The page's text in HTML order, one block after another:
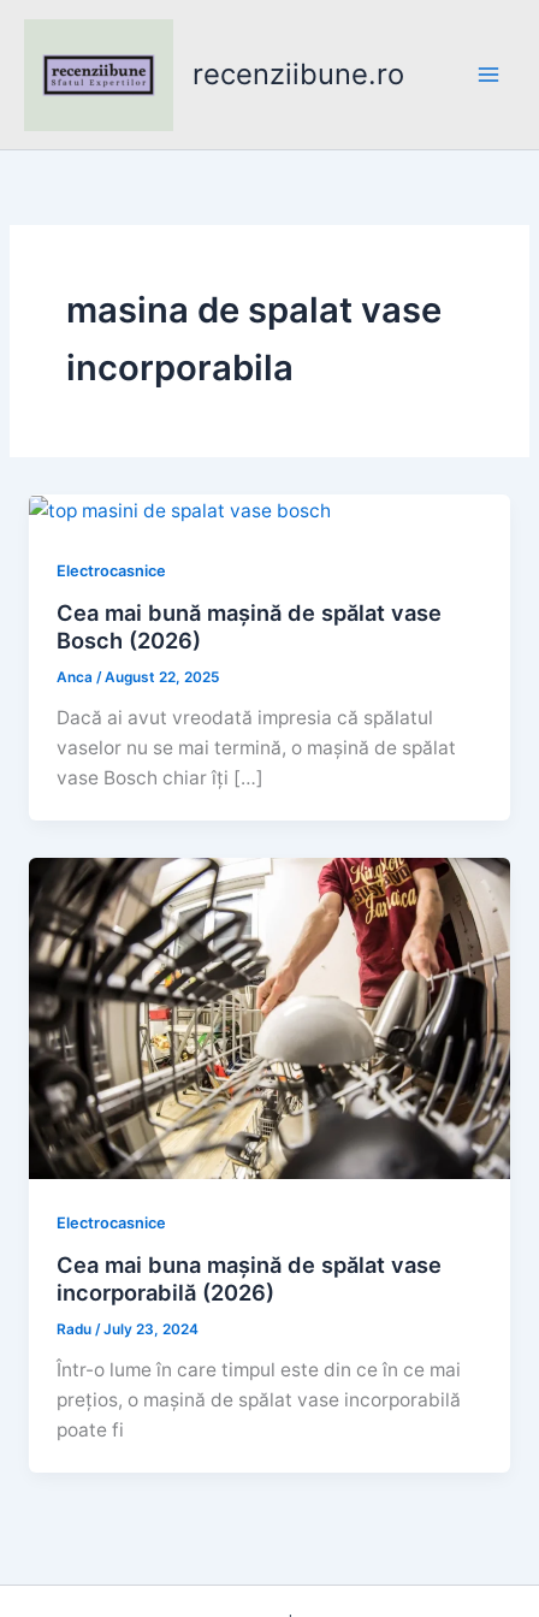
content
recenziibune.ro
masina de spalat vase
incorporabila
Electrocasnice
Cea mai bună mașină de spălat vase
Bosch (2026)
Anca/August 22, 2025
Dacă ai avut vreodată impresia că spălatul
vaselor nu se mai termină, o mașină de spălat
vase Bosch chiar îți […]
Electrocasnice
Cea mai buna mașină de spălat vase
incorporabilă (2026)
Radu/July 23, 2024
Într-o lume în care timpul este din ce în ce mai
prețios, o mașină de spălat vase incorporabilă
poate fi